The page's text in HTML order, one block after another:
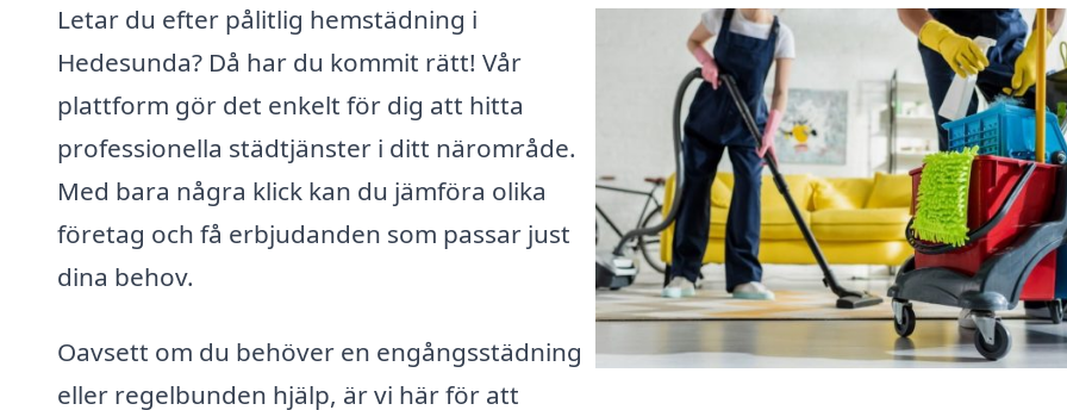
Letar du efter pålitlig hemstädning i
Hedesunda? Då har du kommit rätt! Vår
plattform gör det enkelt för dig att hitta
professionella städtjänster i ditt närområde.
Med bara några klick kan du jämföra olika
företag och få erbjudanden som passar just
dina behov.
Oavsett om du behöver en engångsstädning
eller regelbunden hjälp, är vi här för att